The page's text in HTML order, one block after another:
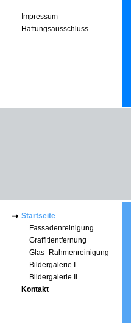
Impressum
Haftungsausschluss
Startseite
Fassadenreinigung
Graffitientfernung
Glas- Rahmenreinigung
Bildergalerie I
Bildergalerie II
Kontakt